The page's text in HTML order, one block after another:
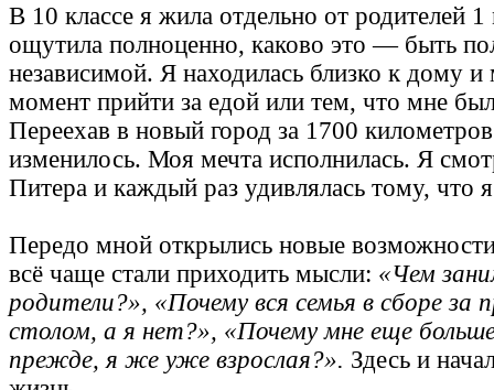
В 10 классе я жила отдельно от родителей
ощутила полноценно, каково это — быть
независимой. Я находилась близко к дому
момент прийти за едой или тем, что мне
Переехав в новый город за 1700
изменилось. Моя мечта исполнилась. Я
Питера и каждый раз удивлялась тому, что
Передо мной открылись новые
всё чаще стали приходить мысли: «Чем
родители?», «Почему вся семья в сборе за
столом, а я нет?», «Почему мне еще
прежде, я же уже взрослая?». Здесь и